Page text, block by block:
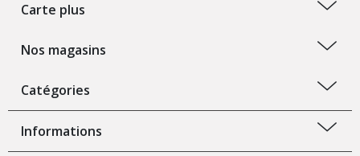
Carte plus
Nos magasins
Catégories
Informations